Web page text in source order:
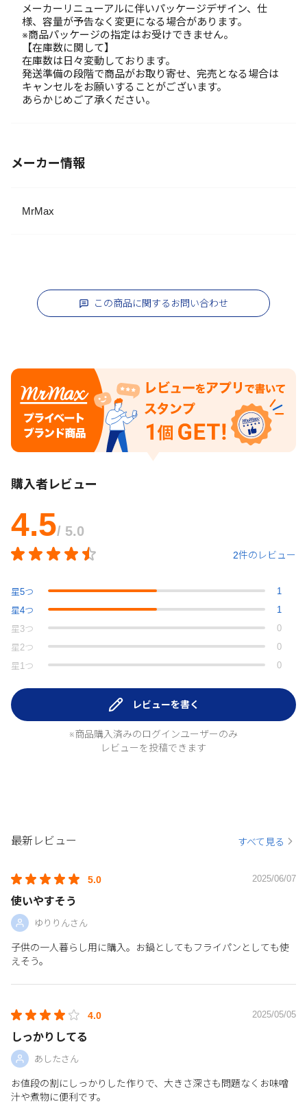
メーカーリニューアルに伴いパッケージデザイン、仕
様、容量が予告なく変更になる場合があります。
※商品パッケージの指定はお受けできません。
【在庫数に関して】
在庫数は日々変動しております。
発送準備の段階で商品がお取り寄せ、完売となる場合は
キャンセルをお願いすることがございます。
あらかじめご了承ください。
メーカー情報
MrMax
この商品に関するお問い合わせ
購入者レビュー
4.5/ 5.0
2件のレビュー
星5つ
1
星4つ
1
星 3つ
0
星 2つ
0
星 1 つ 0
レビューを書く
※商品購入済みのログインユーザーのみ
レビューを投稿できます
最新レビュー すべて見る
5.0 2025/06/07
使いやすそう
ゆりりんさん
子供の一人暮らし用に購入。お鍋としてもフライパンとしても使
えそう。
4.0 2025/05/05
しっかりしてる
あしたさん
お値段の割にしっかりした作りで、大きさ深さも問題なくお味噌
汁や煮物に便利です。